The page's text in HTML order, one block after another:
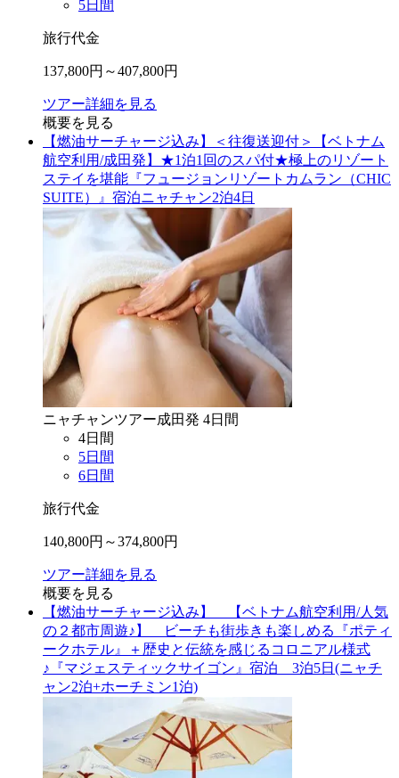
5日間
旅行代金
137,800円～407,800円
ツアー詳細を見る
概要を見る
【燃油サーチャージ込み】＜往復送迎付＞【ベトナム
航空利用/成田発】★1泊1回のスパ付★極上のリゾート
ステイを堪能『フュージョンリゾートカムラン（CHIC
SUITE）』宿泊ニャチャン2泊4日
ニャチャンツアー成田発 4日間
4日間
5日間
6日間
旅行代金
140,800円～374,800円
ツアー詳細を見る
概要を見る
【燃油サーチャージ込み】 【ベトナム航空利用/人気
の２都市周遊♪】 ビーチも街歩きも楽しめる『ポティ
ークホテル』＋歴史と伝統を感じるコロニアル様式
♪『マジェスティックサイゴン』宿泊 3泊5日(ニャチ
ャン2泊+ホーチミン1泊)